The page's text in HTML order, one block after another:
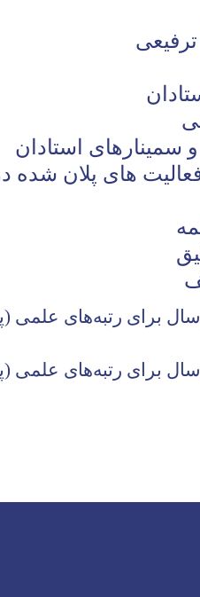
ترفیعی
سمینارهای استادان
های پلان
برای رتبه‌های علمی
برای رتبه‌های علمی